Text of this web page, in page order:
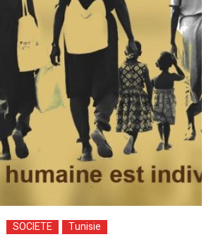
SOCIETE Tunisie